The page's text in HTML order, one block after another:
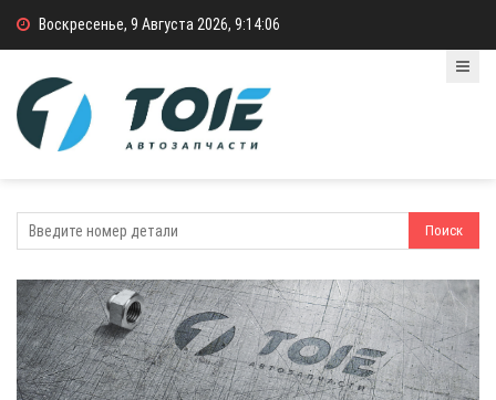
Воскресенье, 9 Августа 2026, 9:14:07